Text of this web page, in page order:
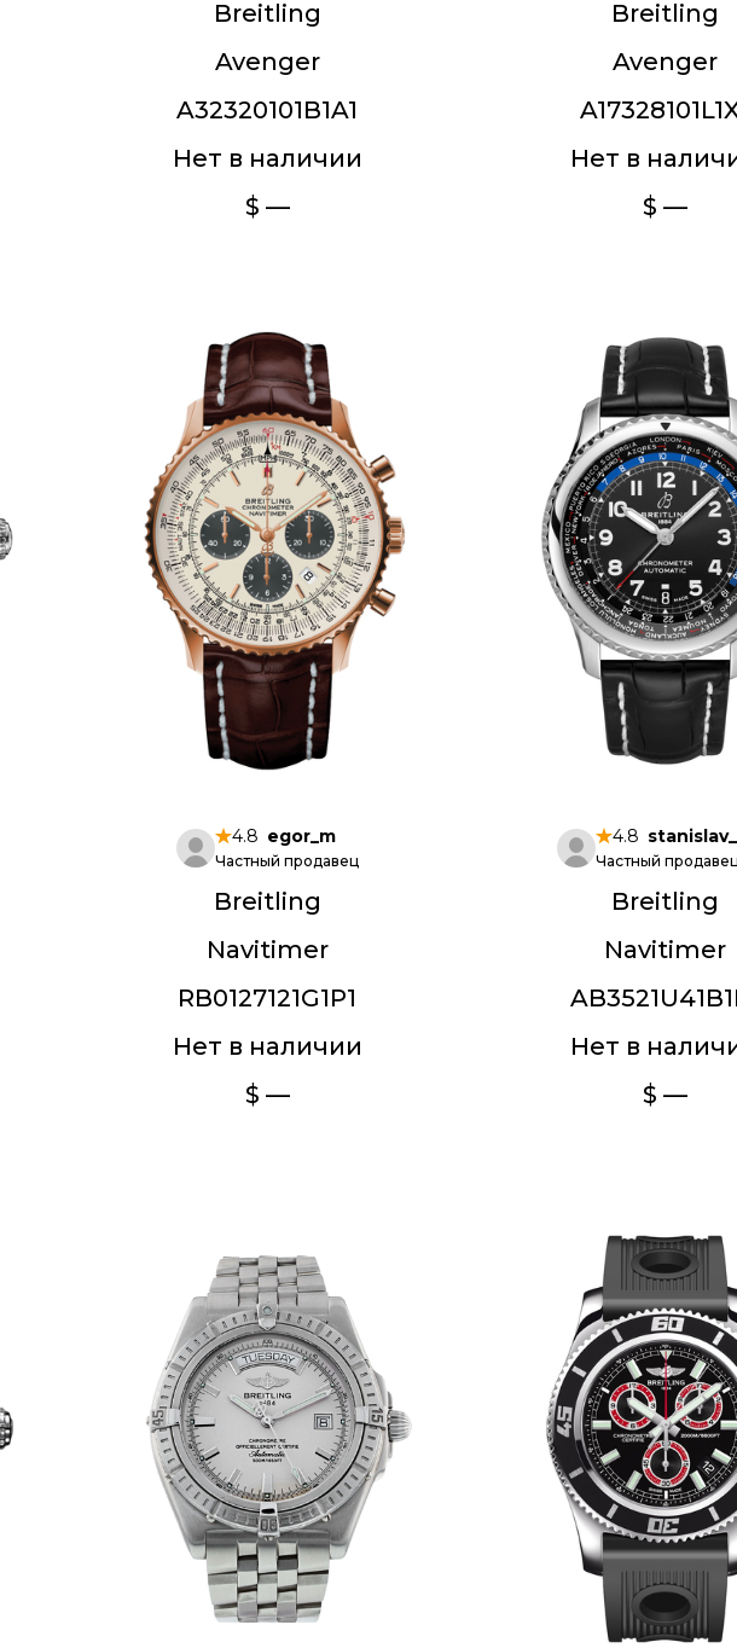
Breitling
Avenger
A32320101B1A1
Нет в наличии
$ —
Breitling
Avenger
Нет в
$ —
4.8 egor_m
Частный продавец
Breitling
Navitimer
RB0127121G1P1
Нет в наличии
$ —
4.8
Частный
Breitling
Navitimer
Нет в
$ —